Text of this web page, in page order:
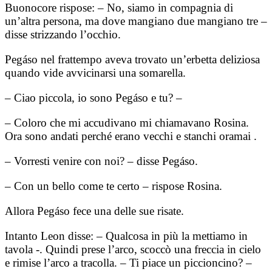
Buonocore rispose: – No, siamo in compagnia di
un’altra persona, ma dove mangiano due mangiano tre –
disse strizzando l’occhio.
Pegáso nel frattempo aveva trovato un’erbetta deliziosa
quando vide avvicinarsi una somarella.
– Ciao piccola, io sono Pegáso e tu? –
– Coloro che mi accudivano mi chiamavano Rosina.
Ora sono andati perché erano vecchi e stanchi oramai .
– Vorresti venire con noi? – disse Pegáso.
– Con un bello come te certo – rispose Rosina.
Allora Pegáso fece una delle sue risate.
Intanto Leon disse: – Qualcosa in più la mettiamo in
tavola -. Quindi prese l’arco, scoccò una freccia in cielo
e rimise l’arco a tracolla. – Ti piace un piccioncino? –